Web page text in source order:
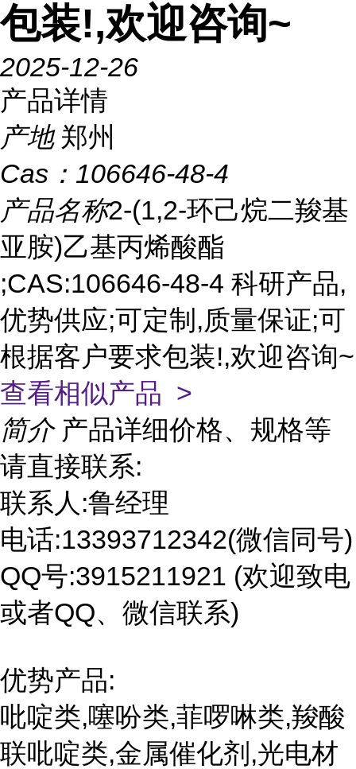
包装!,欢迎咨询~
2025-12-26
产品详情
产地 郑州
Cas： 106646-48-4
产品名称2-(1,2-环己烷二羧基
亚胺)乙基丙烯酸酯
;CAS:106646-48-4 科研产品,
优势供应;可定制,质量保证;可
根据客户要求包装!,欢迎咨询~
查看相似产品 >
简介 产品详细价格、规格等
请直接联系:
联系人:鲁经理
电话:13393712342(微信同号)
QQ号:3915211921 (欢迎致电
或者QQ、微信联系)
优势产品:
吡啶类,噻吩类,菲啰啉类,羧酸
联吡啶类,金属催化剂,光电材